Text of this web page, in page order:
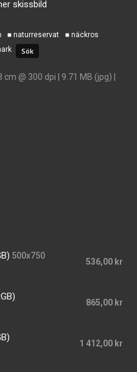
skissbild
naturreservat
näckros
@ 300 dpi | 9.71 MB (jpg) |
500x750
536,00 kr
865,00 kr
1 412,00 kr